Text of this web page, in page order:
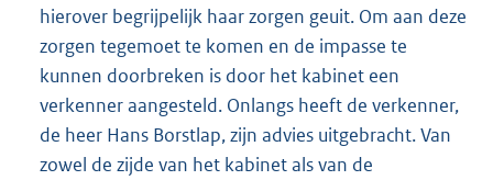
hierover begrijpelijk haar zorgen geuit. Om aan deze
zorgen tegemoet te komen en de impasse te
kunnen doorbreken is door het kabinet een
verkenner aangesteld. Onlangs heeft de verkenner,
de heer Hans Borstlap, zijn advies uitgebracht. Van
zowel de zijde van het kabinet als van de